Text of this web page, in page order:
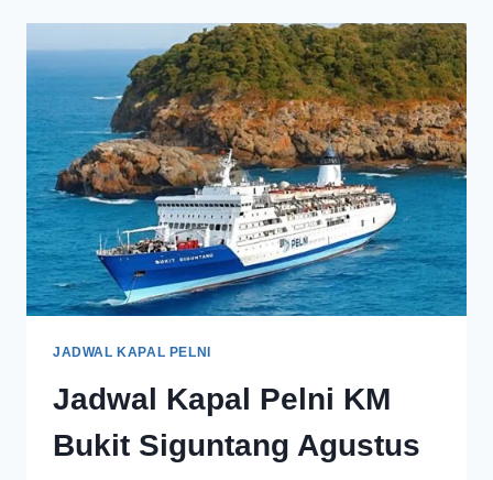
JADWAL KAPAL PELNI
Jadwal Kapal Pelni KM
Bukit Siguntang Agustus